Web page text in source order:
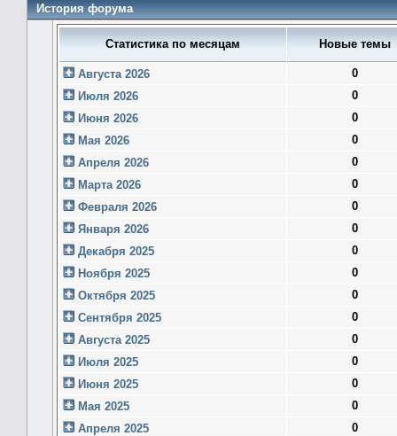
История форума
Статистика по месяцам Новые темы
Августа 2026
0
Июля 2026
0
Июня 2026
0
Мая 2026
0
Апреля 2026
0
Марта 2026
0
Февраля 2026
0
Января 2026
0
Декабря 2025
0
Ноября 2025
0
Октября 2025
0
Сентября 2025
0
Августа 2025
0
Июля 2025
0
Июня 2025
0
Мая 2025
0
Апреля 2025
0